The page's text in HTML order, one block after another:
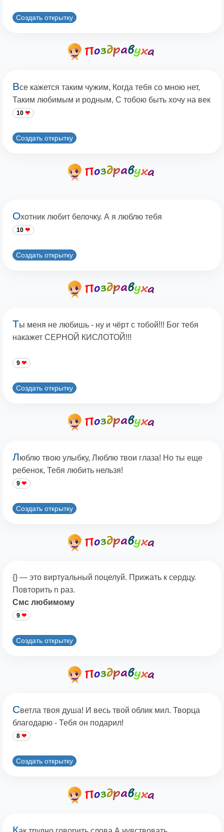
Создать открытку
Все кажется таким чужим, Когда тебя со мною нет,
Таким любимым и родным, С тобою быть хочу на век
10
Создать открытку
Охотник любит белочку. А я люблю тебя
10
Создать открытку
Ты меня не любишь - ну и чёрт с тобой!!! Бог тебя
накажет СЕРНОЙ КИСЛОТОЙ!!!
9
Создать открытку
Люблю твою улыбку, Люблю твои глаза! Но ты еще
ребенок, Тебя любить нельзя!
9
Создать открытку
{} — это виртуальный поцелуй. Прижать к сердцу.
Повторить n раз.
Смс любимому
9
Создать открытку
Светла твоя душа! И весь твой облик мил. Творца
благодарю - Тебя он подарил!
8
Создать открытку